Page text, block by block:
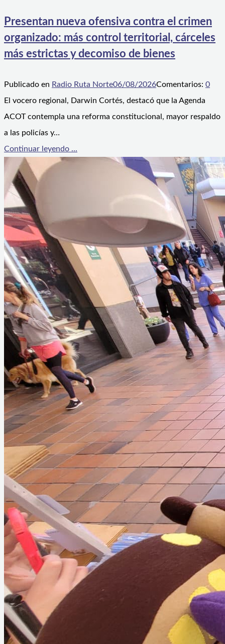
Presentan nueva ofensiva contra el crimen
organizado: más control territorial, cárceles
más estrictas y decomiso de bienes
Publicado en Radio Ruta Norte06/08/2026Comentarios: 0
El vocero regional, Darwin Cortés, destacó que la Agenda
ACOT contempla una reforma constitucional, mayor respaldo
a las policías y…
Continuar leyendo ...